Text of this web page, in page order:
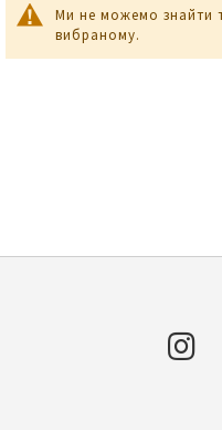
Ми не можемо знайти
вибраному.